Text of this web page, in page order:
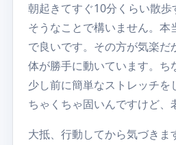
朝起きてすぐ10分くらい散歩
そうなことで構いません。本
で良いです。その方が気楽だ
体が勝手に動いています。ち
少し前に簡単なストレッチを
ちゃくちゃ固いんですけど、
大抵、行動してから気づきま